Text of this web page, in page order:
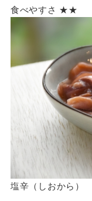
食べやすさ ★★
塩辛（しおから）